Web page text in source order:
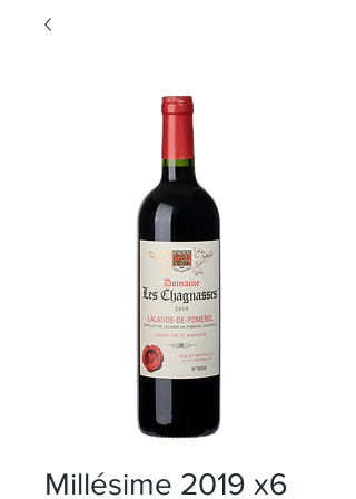
Millésime 2019 x6